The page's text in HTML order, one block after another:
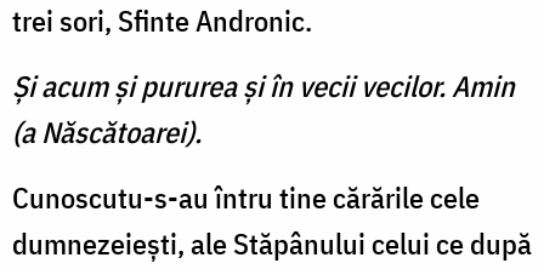
trei sori, Sfinte Andronic.
Şi acum şi pururea şi în vecii vecilor. Amin
(a Născătoarei).
Cunoscutu-s-au întru tine cărările cele
dumnezeieşti, ale Stăpânului celui ce după